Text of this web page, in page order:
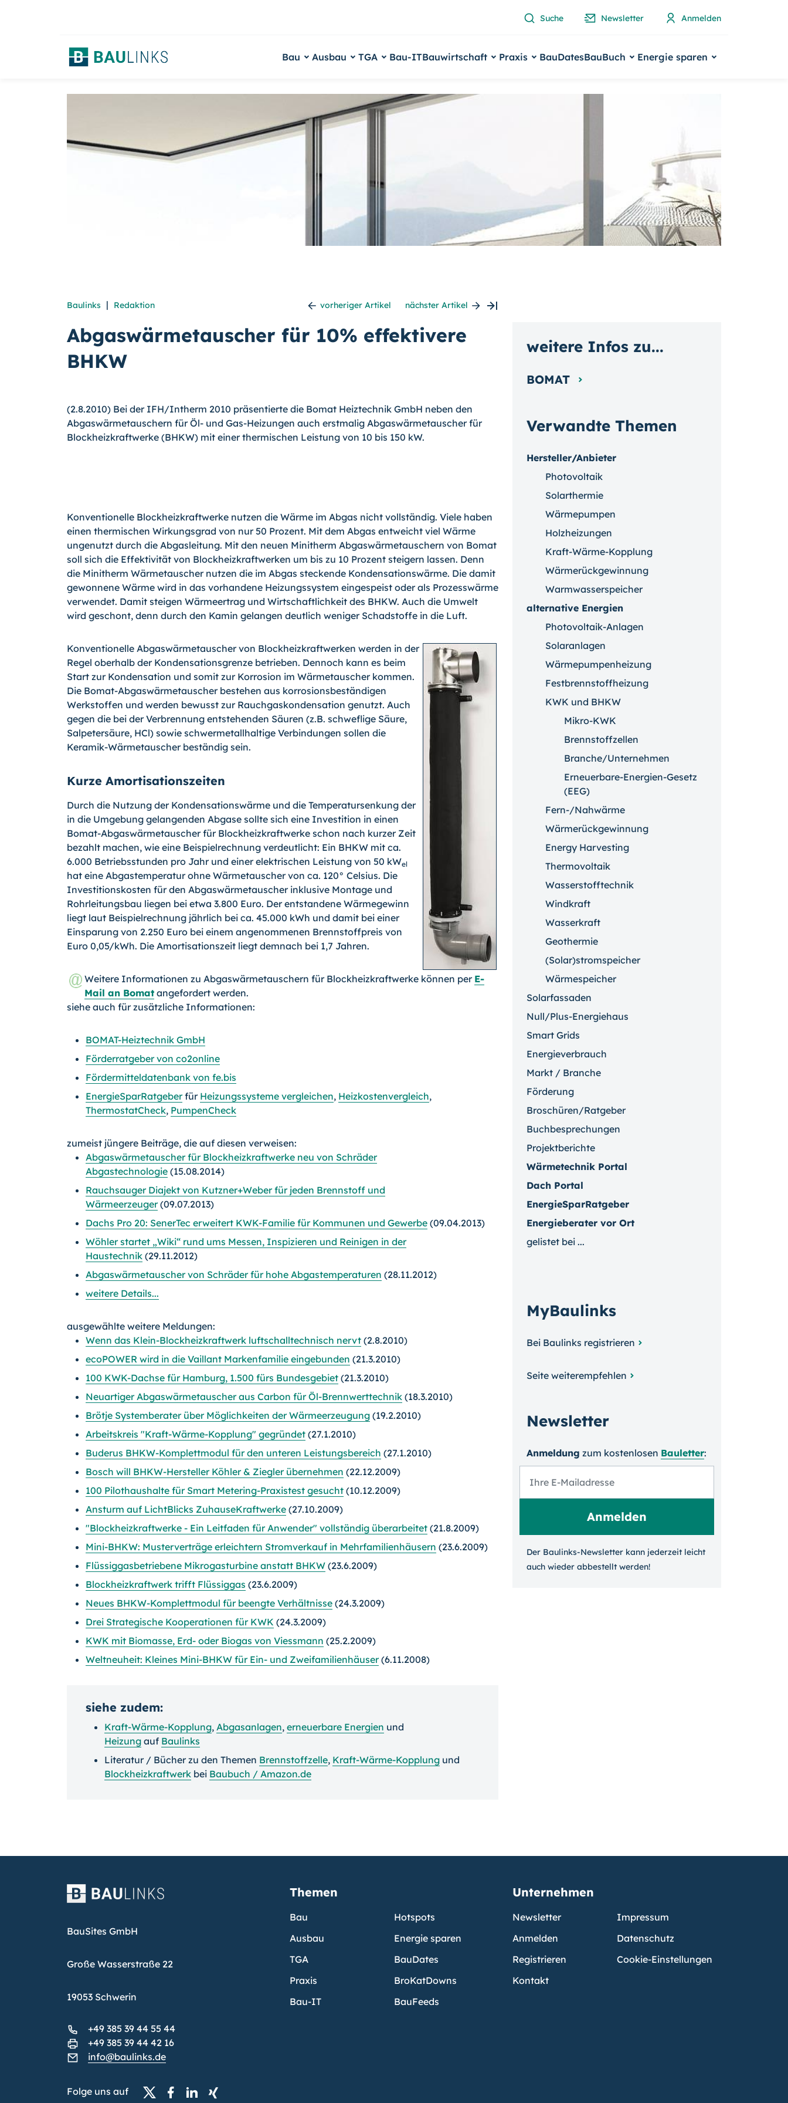
Suche Newsletter Anmelden
Bau Ausbau TGA Bau-ITBauwirtschaft Praxis BauDatesBauBuch Energie sparen
Baulinks | Redaktion vorheriger Artikel nächster Artikel
Abgaswärmetauscher für 10% effektivere
BHKW
(2.8.2010) Bei der IFH/Intherm 2010 präsentierte die Bomat Heiztechnik GmbH neben den
Abgaswärmetauschern für Öl- und Gas-Heizungen auch erstmalig Abgaswärmetauscher für
Blockheizkraftwerke (BHKW) mit einer thermischen Leistung von 10 bis 150 kW.
Konventionelle Blockheizkraftwerke nutzen die Wärme im Abgas nicht vollständig. Viele haben
einen thermischen Wirkungsgrad von nur 50 Prozent. Mit dem Abgas entweicht viel Wärme
ungenutzt durch die Abgasleitung. Mit den neuen Minitherm Abgaswärmetauschern von Bomat
soll sich die Effektivität von Blockheizkraftwerken um bis zu 10 Prozent steigern lassen. Denn
die Minitherm Wärmetauscher nutzen die im Abgas steckende Kondensationswärme. Die damit
gewonnene Wärme wird in das vorhandene Heizungssystem eingespeist oder als Prozesswärme
verwendet. Damit steigen Wärmeertrag und Wirtschaftlichkeit des BHKW. Auch die Umwelt
wird geschont, denn durch den Kamin gelangen deutlich weniger Schadstoffe in die Luft.
Konventionelle Abgaswärmetauscher von Blockheizkraftwerken werden in der
Regel oberhalb der Kondensationsgrenze betrieben. Dennoch kann es beim
Start zur Kondensation und somit zur Korrosion im Wärmetauscher kommen.
Die Bomat-Abgaswärmetauscher bestehen aus korrosionsbeständigen
Werkstoffen und werden bewusst zur Rauchgaskondensation genutzt. Auch
gegen die bei der Verbrennung entstehenden Säuren (z.B. schweflige Säure,
Salpetersäure, HCl) sowie schwermetallhaltige Verbindungen sollen die
Keramik-Wärmetauscher beständig sein.
Kurze Amortisationszeiten
Durch die Nutzung der Kondensationswärme und die Temperatursenkung der
in die Umgebung gelangenden Abgase sollte sich eine Investition in einen
Bomat-Abgaswärmetauscher für Blockheizkraftwerke schon nach kurzer Zeit
bezahlt machen, wie eine Beispielrechnung verdeutlicht: Ein BHKW mit ca.
6.000 Betriebsstunden pro Jahr und einer elektrischen Leistung von 50 kWel
hat eine Abgastemperatur ohne Wärmetauscher von ca. 120° Celsius. Die
Investitionskosten für den Abgaswärmetauscher inklusive Montage und
Rohrleitungsbau liegen bei etwa 3.800 Euro. Der entstandene Wärmegewinn
liegt laut Beispielrechnung jährlich bei ca. 45.000 kWh und damit bei einer
Einsparung von 2.250 Euro bei einem angenommenen Brennstoffpreis von
Euro 0,05/kWh. Die Amortisationszeit liegt demnach bei 1,7 Jahren.
Weitere Informationen zu Abgaswärmetauschern für Blockheizkraftwerke können per E-
Mail an Bomat angefordert werden.
siehe auch für zusätzliche Informationen:
BOMAT-Heiztechnik GmbH
Förderratgeber von co2online
Fördermitteldatenbank von fe.bis
EnergieSparRatgeberfür Heizungssysteme vergleichen, Heizkostenvergleich,
ThermostatCheck, PumpenCheck
zumeist jüngere Beiträge, die auf diesen verweisen:
Abgaswärmetauscher für Blockheizkraftwerke neu von Schräder
Abgastechnologie (15.08.2014)
Rauchsauger Diajekt von Kutzner+Weber für jeden Brennstoff und
Wärmeerzeuger(09.07.2013)
Dachs Pro 20: SenerTec erweitert KWK-Familie für Kommunen und Gewerbe (09.04.2013)
Wöhler startet „Wiki“ rund ums Messen, Inspizieren und Reinigen in der
Haustechnik (29.11.2012)
Abgaswärmetauscher von Schräder für hohe Abgastemperaturen (28.11.2012)
weitere Details...
ausgewählte weitere Meldungen:
Wenn das Klein-Blockheizkraftwerk luftschalltechnisch nervt (2.8.2010)
ecoPOWER wird in die Vaillant Markenfamilie eingebunden (21.3.2010)
100 KWK-Dachse für Hamburg, 1.500 fürs Bundesgebiet (21.3.2010)
Neuartiger Abgaswärmetauscher aus Carbon für Öl-Brennwerttechnik (18.3.2010)
Brötje Systemberater über Möglichkeiten der Wärmeerzeugung (19.2.2010)
Arbeitskreis "Kraft-Wärme-Kopplung" gegründet (27.1.2010)
Buderus BHKW-Komplettmodul für den unteren Leistungsbereich (27.1.2010)
Bosch will BHKW-Hersteller Köhler & Ziegler übernehmen (22.12.2009)
100 Pilothaushalte für Smart Metering-Praxistest gesucht (10.12.2009)
Ansturm auf LichtBlicks ZuhauseKraftwerke (27.10.2009)
"Blockheizkraftwerke - Ein Leitfaden für Anwender" vollständig überarbeitet (21.8.2009)
Mini-BHKW: Musterverträge erleichtern Stromverkauf in Mehrfamilienhäusern (23.6.2009)
Flüssiggasbetriebene Mikrogasturbine anstatt BHKW (23.6.2009)
Blockheizkraftwerk trifft Flüssiggas (23.6.2009)
Neues BHKW-Komplettmodul für beengte Verhältnisse (24.3.2009)
Drei Strategische Kooperationen für KWK (24.3.2009)
KWK mit Biomasse, Erd- oder Biogas von Viessmann (25.2.2009)
Weltneuheit: Kleines Mini-BHKW für Ein- und Zweifamilienhäuser(6.11.2008)
siehe zudem:
Kraft-Wärme-Kopplung, Abgasanlagen, erneuerbare Energien und
Heizung auf Baulinks
Literatur / Bücher zu den Themen Brennstoffzelle, Kraft-Wärme-Kopplung und
Blockheizkraftwerk bei Baubuch / Amazon.de
Verwandte Themen
Hersteller/Anbieter
Photovoltaik
Solarthermie
Wärmepumpen
Holzheizungen
Kraft-Wärme-Kopplung
Wärmerückgewinnung
Warmwasserspeicher
alternative Energien
Photovoltaik-Anlagen
Solaranlagen
Wärmepumpenheizung
Festbrennstoffheizung
KWK und BHKW
Mikro-KWK
Brennstoffzellen
Branche/Unternehmen
Erneuerbare-Energien-Gesetz
(EEG)
Fern-/Nahwärme
Wärmerückgewinnung
Energy Harvesting
Thermovoltaik
Wasserstofftechnik
Windkraft
Wasserkraft
Geothermie
(Solar)stromspeicher
Wärmespeicher
Solarfassaden
Null/Plus-Energiehaus
Smart Grids
Energieverbrauch
Markt / Branche
Förderung
Broschüren/Ratgeber
Buchbesprechungen
Projektberichte
Wärmetechnik Portal
Dach Portal
EnergieSparRatgeber
Energieberater vor Ort
gelistet bei ...
MyBaulinks
Bei Baulinks registrieren
Seite weiterempfehlen
Newsletter
Anmeldung zum kosten­losen Bauletter:
Der Baulinks-Newsletter kann jeder­zeit leicht
auch wieder ab­bestellt werden!
weitere Infos zu...
BOMAT
BauSites GmbH
Große Wasserstraße 22
19053 Schwerin
+49 385 39 44 55 44
+49 385 39 44 42 16
info@baulinks.de
Folge uns auf
Themen
Bau
Ausbau
TGA
Praxis
Bau-IT
Hotspots
Energie sparen
BauDates
BroKatDowns
BauFeeds
Unternehmen
Newsletter
Anmelden
Registrieren
Kontakt
Impressum
Datenschutz
Cookie-Einstellungen